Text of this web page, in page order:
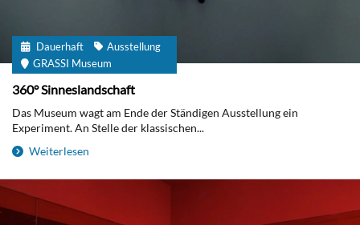
Dauerhaft
Ausstellung
GRASSI Museum
360° Sinneslandschaft
Das Museum wagt am Ende der Ständigen Ausstellung ein
Experiment. An Stelle der klassischen...
Weiterlesen